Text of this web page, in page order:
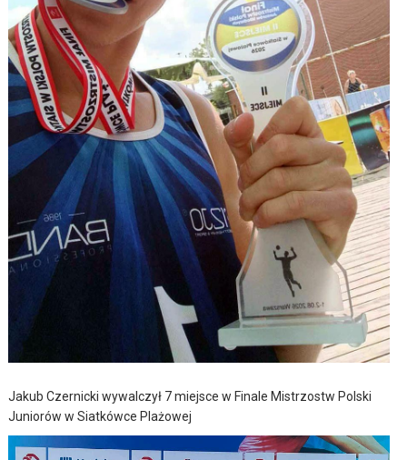
Jakub Czernicki wywalczył 7 miejsce w Finale Mistrzostw Polski
Juniorów w Siatkówce Plażowej